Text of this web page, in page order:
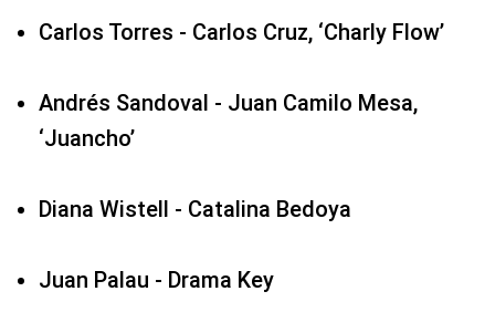
Carlos Torres - Carlos Cruz, ‘Charly Flow’
Andrés Sandoval - Juan Camilo Mesa,
‘Juancho’
Diana Wistell - Catalina Bedoya
Juan Palau - Drama Key